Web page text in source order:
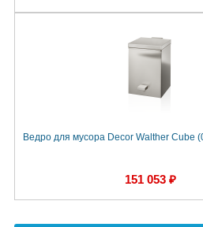
Ведро для мусора Decor Walther Cube
151 053 ₽